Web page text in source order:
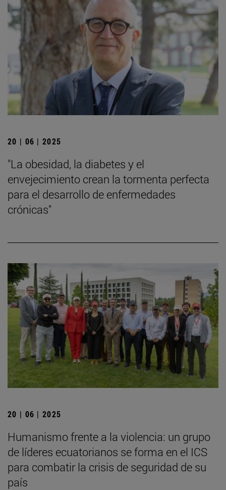
20 | 06 | 2025
"La obesidad, la diabetes y el
envejecimiento crean la tormenta perfecta
para el desarrollo de enfermedades
crónicas"
20 | 06 | 2025
Humanismo frente a la violencia: un grupo
de líderes ecuatorianos se forma en el ICS
para combatir la crisis de seguridad de su
país